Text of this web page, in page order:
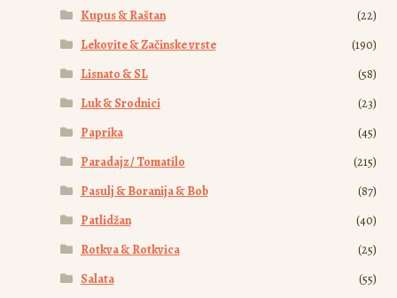
Kupus & Raštan
(22)
Lekovite & Začinske vrste
(190)
Lisnato & SL
(58)
Luk & Srodnici
(23)
Paprika
(45)
Paradajz / Tomatilo
(215)
Pasulj & Boranija & Bob
(87)
Patlidžan
(40)
Rotkva & Rotkvica
(25)
Salata
(55)